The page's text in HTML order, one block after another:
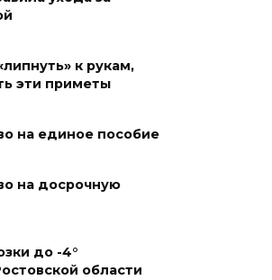
конкурсе
внутри»
области в
к рукам,
эти приметы
на единое пособие
на досрочную
до -4°
области